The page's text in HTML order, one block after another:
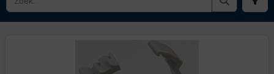
HOME › BUISBEVESTIGING › KLIKZADELS › EF PC40 45